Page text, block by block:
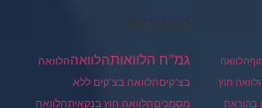
הלוואה
חוץ
בהוראת
קטגוריות
גמ"ח הלוואותהלוואההלוואה
בצ'קיםהלוואה בצ'קים ללא
מסמכיםהלוואה חוץ בנקאיתהלוואה